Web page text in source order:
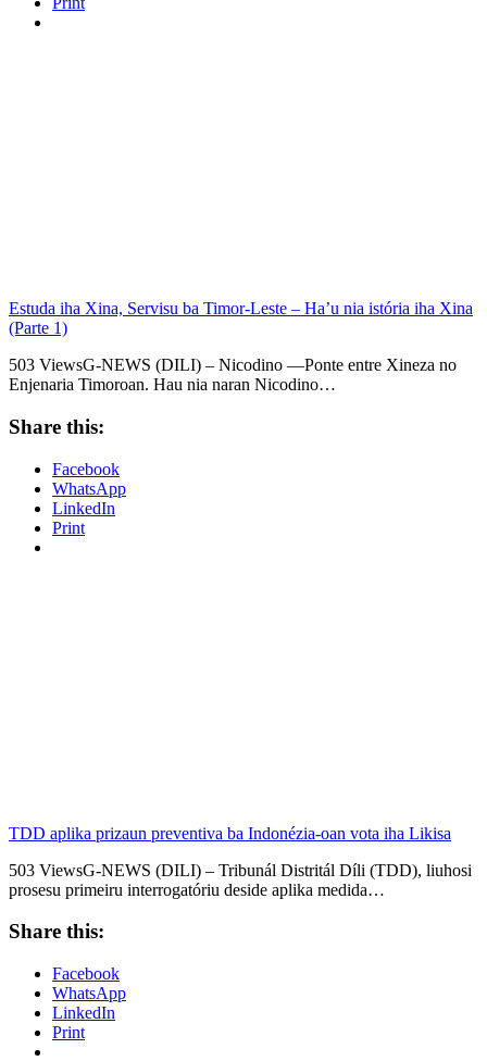
Estuda iha Xina, Servisu ba Timor-Leste – Ha’u nia istória iha Xina
(Parte 1)
503 ViewsG-NEWS (DILI) – Nicodino —Ponte entre Xineza no
Enjenaria Timoroan. Hau nia naran Nicodino…
Share this:
Facebook
WhatsApp
LinkedIn
Print
TDD aplika prizaun preventiva ba Indonézia-oan vota iha Likisa
503 ViewsG-NEWS (DILI) – Tribunál Distritál Díli (TDD), liuhosi
prosesu primeiru interrogatóriu deside aplika medida…
Share this:
Facebook
WhatsApp
LinkedIn
Print